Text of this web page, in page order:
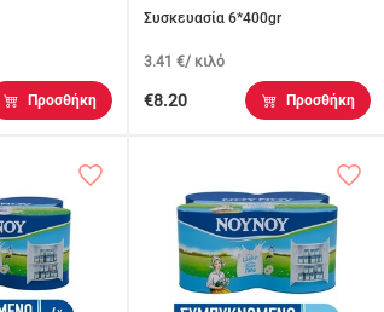
Προσθήκη
Συσκευασία 6*400gr
3.41 €/ κιλό
€8.20 Προσθήκη